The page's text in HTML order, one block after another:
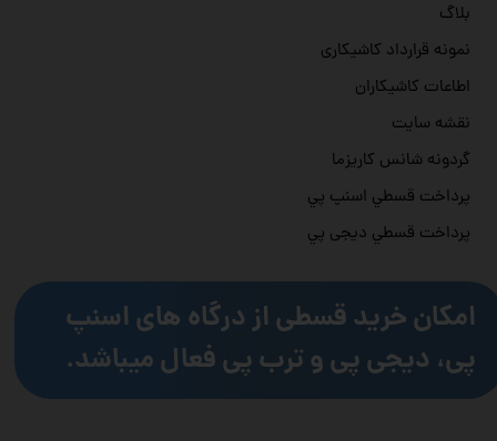
بلاگ
نمونه قرارداد کاشیکاری
اطاعات کاشیکاران
نقشه سایت
گردونه شانس کاریزما
پرداخت قسطي اسنپ پي
پرداخت قسطي دیجی پي
امکان خرید قسطی از درگاه های اسنپ
پی، دیجی پی و ترب پی فعال میباشد.